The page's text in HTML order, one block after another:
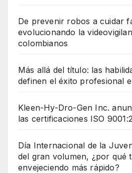
De prevenir robos a cuidar
evolucionando la
colombianos
Más allá del título: las
definen el éxito profesional
Kleen-Hy-Dro-Gen Inc.
las certificaciones ISO
Día Internacional de la
del gran volumen, ¿por qué
envejeciendo más rápido?